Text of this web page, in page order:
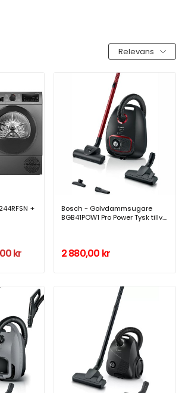
Relevans
+
kr
Bosch - Golvdammsugare
BGB41POW1 Pro Power Tysk tillv.
2 880,00 kr